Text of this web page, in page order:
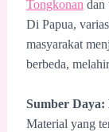
Tongkonan dan
Di Papua,
masyarakat
berbeda,
Sumber
Material yang